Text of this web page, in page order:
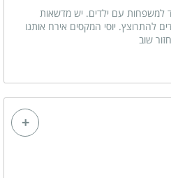
למשפחות עם ילדים. יש מדשאות
להתרוצץ. יוסי המקסים אירח אותנו
שוב